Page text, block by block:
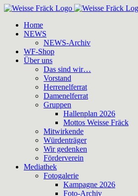
Zum
springenHome
NEWS
NEWS-Archiv
WF-Shop
Über uns
Das sind wir…
Vorstand
Herrenelferrat
Damenelferrat
Gruppen
Hallenplan 2026
Mottos Weisse Fräck
Mitwirkende
Würdenträger
Wir gedenken
Förderverein
Mediathek
Fotogalerie
Kampagne 2026
Foto-Archiv